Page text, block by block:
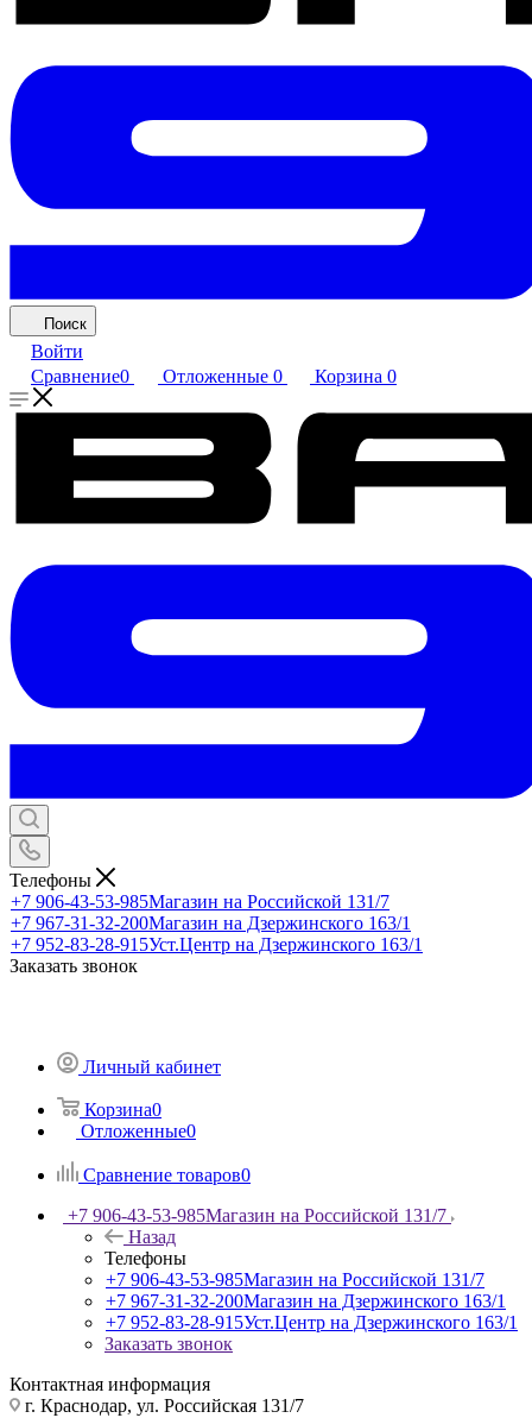
Поиск
Войти
Сравнение0 Отложенные 0 Корзина 0
Телефоны
+7 906-43-53-985Магазин на Российской 131/7
+7 967-31-32-200Магазин на Дзержинского 163/1
+7 952-83-28-915Уст.Центр на Дзержинского 163/1
Заказать звонок
Личный кабинет
Корзина0
Отложенные0
Сравнение товаров0
+7 906-43-53-985Магазин на Российской 131/7
Назад
Телефоны
+7 906-43-53-985Магазин на Российской 131/7
+7 967-31-32-200Магазин на Дзержинского 163/1
+7 952-83-28-915Уст.Центр на Дзержинского 163/1
Заказать звонок
Контактная информация
г. Краснодар, ул. Российская 131/7